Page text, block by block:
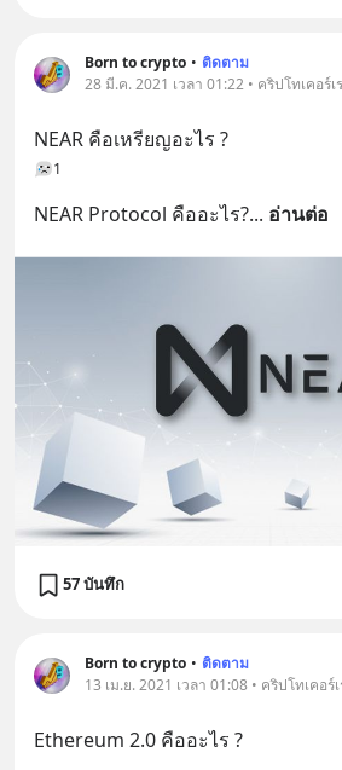
Born to crypto • ติดตาม
28 มี.ค. 2021 เวลา 01:22 • คริปโทเคอร์เ
NEAR คือเหรียญอะไร ?
1
NEAR Protocol คืออะไร?... อ่านต่อ
57 บันทึก
Born to crypto • ติดตาม
13 เม.ย. 2021 เวลา 01:08 • คริปโทเคอร์
Ethereum 2.0 คืออะไร ?